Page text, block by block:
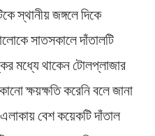
স্থানীয় জঙ্গলে দিকে
সাতসকালে দাঁতালটি
মধ্যে থাকেন টোলপ্লাজার
ক্ষয়ক্ষতি করেনি বলে জানা
বেশ কয়েকটি দাঁতাল